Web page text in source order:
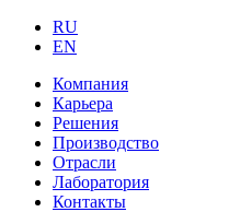
RU
EN
Компания
Карьера
Решения
Производство
Отрасли
Лаборатория
Контакты